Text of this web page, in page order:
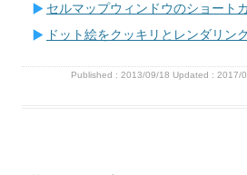
セルマップウィンドウのショート
ドット絵をクッキリとレンダリン
Published : 2013/09/18 Updated : 2017/